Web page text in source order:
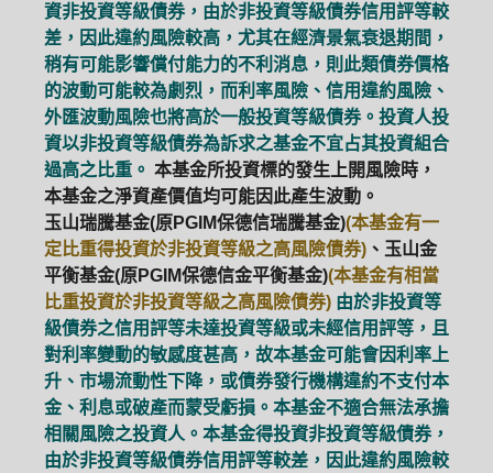
資非投資等級債券，由於非投資等級債券信用評等較
差，因此違約風險較高，尤其在經濟景氣衰退期間，
稍有可能影響償付能力的不利消息，則此類債券價格
的波動可能較為劇烈，而利率風險、信用違約風險、
外匯波動風險也將高於一般投資等級債券。投資人投
資以非投資等級債券為訴求之基金不宜占其投資組合
過高之比重。 本基金所投資標的發生上開風險時，
本基金之淨資產價值均可能因此產生波動。
玉山瑞騰基金(原PGIM保德信瑞騰基金)(本基金有一
定比重得投資於非投資等級之高風險債券) 、玉山金
平衡基金(原PGIM保德信金平衡基金)(本基金有相當
比重投資於非投資等級之高風險債券) 由於非投資等
級債券之信用評等未達投資等級或未經信用評等，且
對利率變動的敏感度甚高，故本基金可能會因利率上
升、市場流動性下降，或債券發行機構違約不支付本
金、利息或破產而蒙受虧損。本基金不適合無法承擔
相關風險之投資人。本基金得投資非投資等級債券，
由於非投資等級債券信用評等較差，因此違約風險較